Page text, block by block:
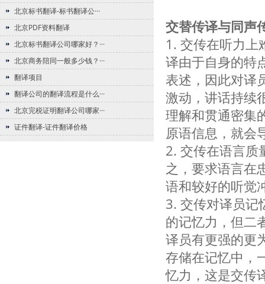
交替传译与同声
1. 交传在听力上
译由于自身的特
表述，因此对译
激动，讲话持续
理解和贯通密集
原语信息，就会
2. 交传在语言质
之，要求语言在
语和较好的听觉
3. 交传对译员记
的记忆力，但二
译员有更强的更
存储在记忆中，
忆力，这是交传
北京标书翻译-标书翻译公···
北京PDF资料翻译
北京标书翻译公司哪家好？···
北京商务陪同一般多少钱？···
翻译项目
翻译公司的翻译流程是什么···
北京完税证明翻译公司哪家···
证件翻译-证件翻译价格